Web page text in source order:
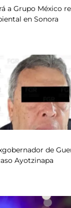
a Grupo México
en Sonora
de
Ayotzinapa